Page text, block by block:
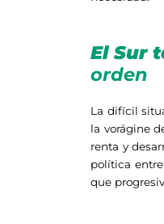
El Sur
orden
La difícil
la vorágine
renta y
política
que